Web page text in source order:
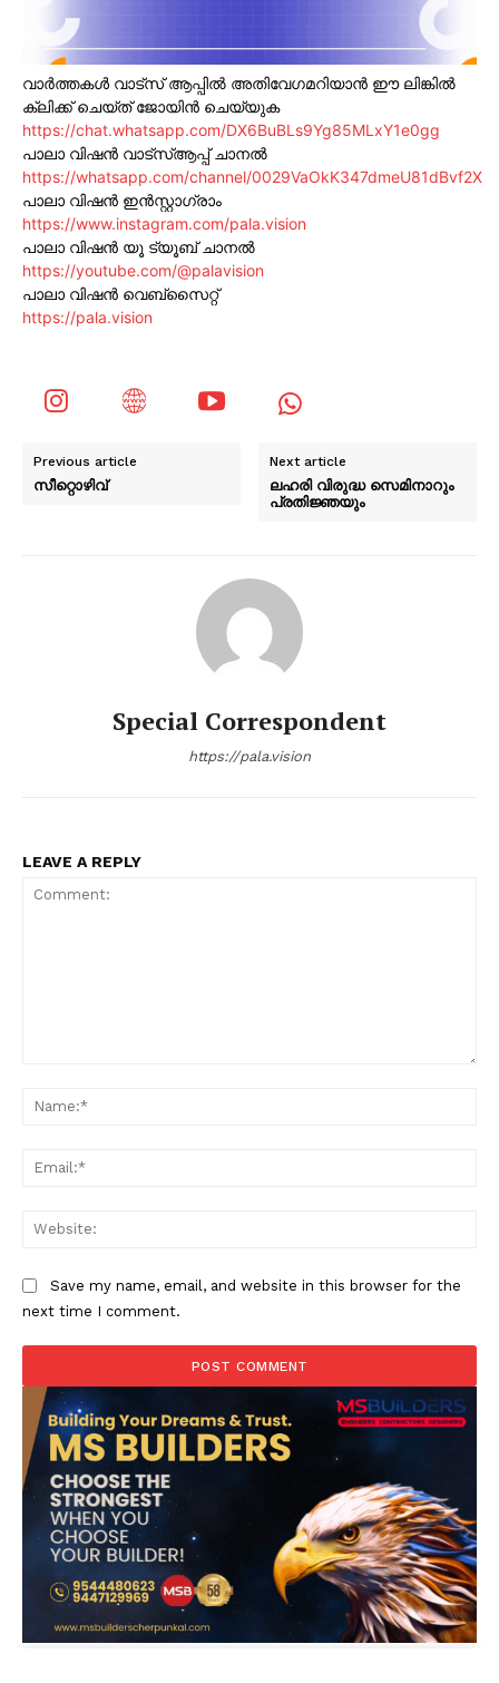
വാർത്തകൾ വാട്സ് ആപ്പിൽ അതിവേഗമറിയാൻ ഈ ലിങ്കിൽ
ക്ലിക്ക് ചെയ്ത് ജോയിൻ ചെയ്യുക
https://chat.whatsapp.com/DX6BuBLs9Yg85MLxY1e0gg
പാലാ വിഷൻ വാട്സ്ആപ്പ് ചാനൽ
https://whatsapp.com/channel/0029VaOkK347dmeU81dBvf2X
പാലാ വിഷൻ ഇൻസ്റ്റാഗ്രാം
https://www.instagram.com/pala.vision
പാലാ വിഷൻ യൂ ട്യൂബ് ചാനൽ
https://youtube.com/@palavision
പാലാ വിഷൻ വെബ്സൈറ്റ്
https://pala.vision
Previous article
സീറ്റൊഴിവ്
Next article
ലഹരി വിരുദ്ധ സെമിനാറും
പ്രതിജ്ഞയും
Special Correspondent
https://pala.vision
LEAVE A REPLY
Save my name, email, and website in this browser for the
next time I comment.